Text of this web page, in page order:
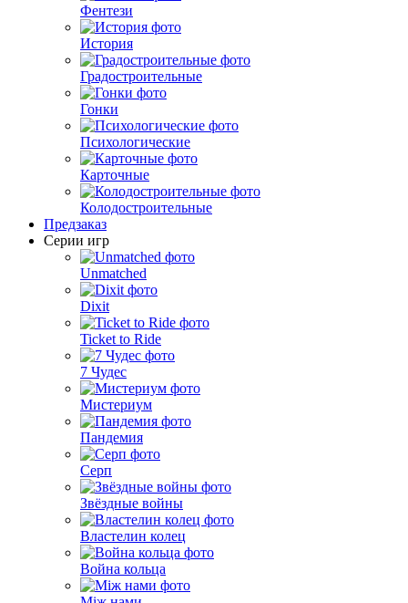
Фентези
История
Градостроительные
Гонки
Психологические
Карточные
Колодостроительные
Предзаказ
Серии игр
Unmatched
Dixit
Ticket to Ride
7 Чудес
Мистериум
Пандемия
Серп
Звёздные войны
Властелин колец
Война кольца